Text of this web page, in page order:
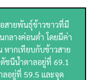
สายพันธ์ุข้าวขาวที่มี
ลางค่อนต่ำ โดยมีค่า
หากเทียบกับข้าวสาย
ชนีน้ำตาลอยู่ที่ 69.1
อยู่ที่ 59.5 และจุด